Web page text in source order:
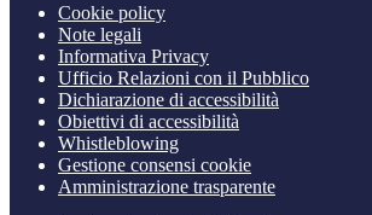
Cookie policy
Note legali
Informativa Privacy
Ufficio Relazioni con il Pubblico
Dichiarazione di accessibilità
Obiettivi di accessibilità
Whistleblowing
Gestione consensi cookie
Amministrazione trasparente